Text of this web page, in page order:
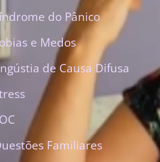
do Pânico
e Medos
de Causa Difusa
Familiares